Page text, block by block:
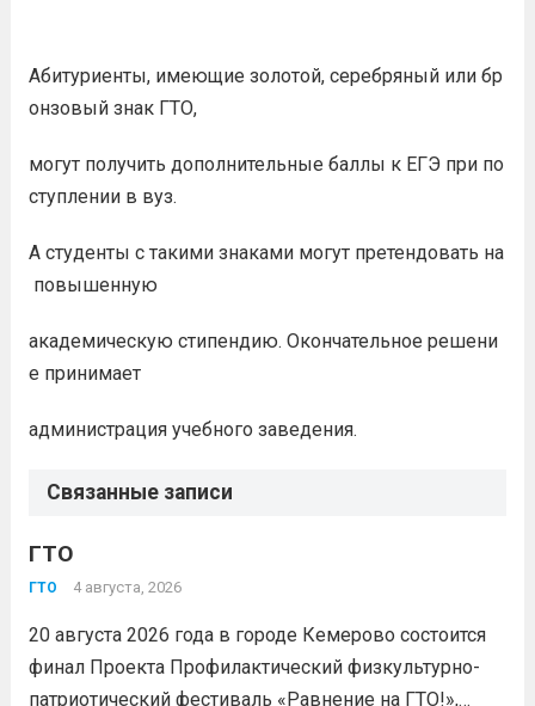
Абитуриенты, имеющие золотой, серебряный или бр
онзовый знак ГТО,
могут получить дополнительные баллы к ЕГЭ при по
ступлении в вуз.
А студенты с такими знаками могут претендовать на
повышенную
академическую стипендию. Окончательное решени
е принимает
администрация учебного заведения.
Связанные записи
ГТО
ГТО 4 августа, 2026
20 августа 2026 года в городе Кемерово состоится
финал Проекта Профилактический физкультурно-
патриотический фестиваль «Равнение на ГТО!»,